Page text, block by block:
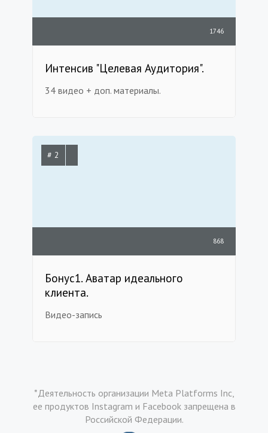
1746
Интенсив "Целевая Аудитория".
34 видео + доп. материалы.
# 2
868
Бонус1. Аватар идеального
клиента.
Видео-запись
*Деятельность организации Meta Platforms Inc,
ее продуктов Instagram и Facebook запрещена в
Российской Федерации.